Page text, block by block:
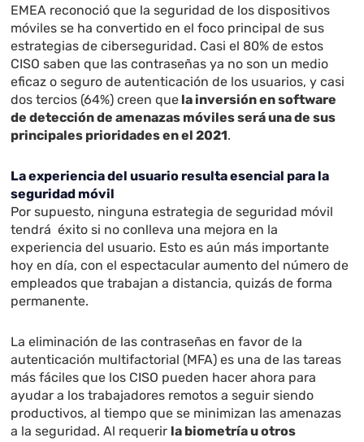
EMEA reconoció que la seguridad de los dispositivos
móviles se ha convertido en el foco principal de sus
estrategias de ciberseguridad. Casi el 80% de estos
CISO saben que las contraseñas ya no son un medio
eficaz o seguro de autenticación de los usuarios, y casi
dos tercios (64%) creen que la inversión en software
de detección de amenazas móviles será una de sus
principales prioridades en el 2021.
La experiencia del usuario resulta esencial para la
seguridad móvil
Por supuesto, ninguna estrategia de seguridad móvil
tendrá éxito si no conlleva una mejora en la
experiencia del usuario. Esto es aún más importante
hoy en día, con el espectacular aumento del número de
empleados que trabajan a distancia, quizás de forma
permanente.
La eliminación de las contraseñas en favor de la
autenticación multifactorial (MFA) es una de las tareas
más fáciles que los CISO pueden hacer ahora para
ayudar a los trabajadores remotos a seguir siendo
productivos, al tiempo que se minimizan las amenazas
a la seguridad. Al requerir la biometría u otros